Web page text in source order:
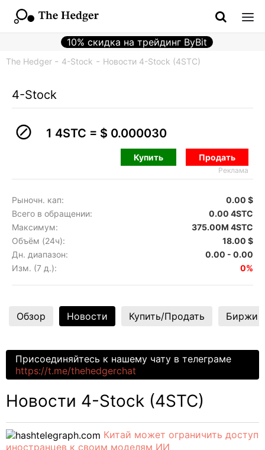
10% скидка на трейдинг ByBit
The Hedger 4-Stock Новости 4-Stock (4STC)
4-Stock
1 4STC = $ 0.000030
Купить Продать
Реклама
Рыночн. кап:
0.00 $
Всего в обращении:
0.00 4STC
Максимум:
375.00M 4STC
Объём (24ч):
18.00 $
Дн. диапазон:
0.00 - 0.00
Изм. (7 д.):
0%
Обзор Новости Купить/Продать Биржи
Присоединяйтесь к нашему чату в телеграме
https://t.me/thehedgerchat
Новости 4-Stock (4STC)
Китай может ограничить доступ
иностранцев к своим моделям ИИ